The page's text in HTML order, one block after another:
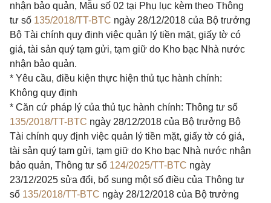
nhận bảo quản, Mẫu số 02 tại Phụ lục kèm theo Thông
tư số 135/2018/TT-BTC ngày 28/12/2018 của Bộ trưởng
Bộ Tài chính quy định việc quản lý tiền mặt, giấy tờ có
giá, tài sản quý tạm gửi, tạm giữ do Kho bạc Nhà nước
nhận bảo quản.
* Yêu cầu, điều kiện thực hiện thủ tục hành chính:
Không quy định
* Căn cứ pháp lý của thủ tục hành chính: Thông tư số
135/2018/TT-BTC ngày 28/12/2018 của Bộ trưởng Bộ
Tài chính quy định việc quản lý tiền mặt, giấy tờ có giá,
tài sản quý tạm gửi, tạm giữ do Kho bạc Nhà nước nhận
bảo quản, Thông tư số 124/2025/TT-BTC ngày
23/12/2025 sửa đổi, bổ sung một số điều của Thông tư
số 135/2018/TT-BTC ngày 28/12/2018 của Bộ trưởng